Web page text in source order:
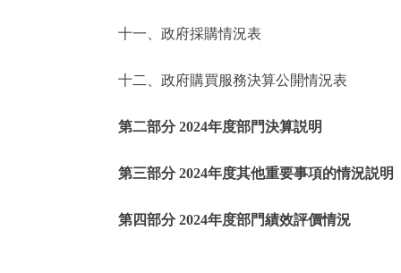
北京概況
綠色北京
ENGLISH
十一、政府採購情況表
十二、政府購買服務決算公開情況表
第二部分 2024年度部門決算説明
第三部分 2024年度其他重要事項的情況説明
第四部分 2024年度部門績效評價情況